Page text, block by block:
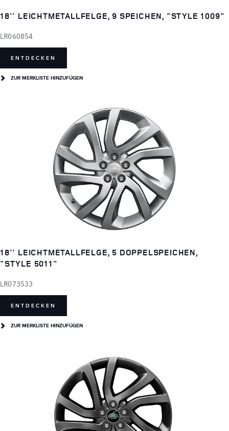
18'' LEICHTMETALLFELGE, 9 SPEICHEN, "STYLE 1009"
LR060854
ENTDECKEN
ZUR MERKLISTE HINZUFÜGEN
18'' LEICHTMETALLFELGE, 5 DOPPELSPEICHEN,
"STYLE 5011"
LR073533
ENTDECKEN
ZUR MERKLISTE HINZUFÜGEN